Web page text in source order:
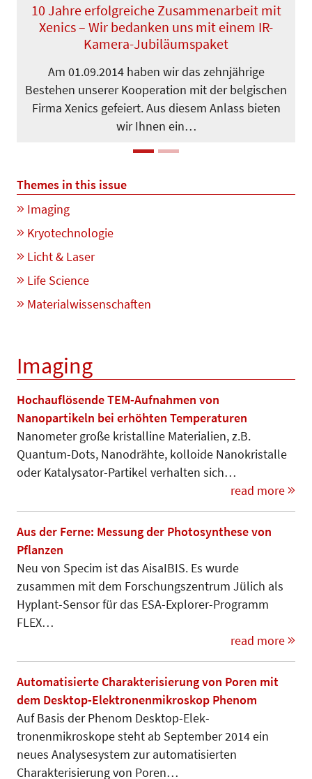
10 Jahre erfolgreiche Zusammenarbeit mit
Xenics – Wir bedanken uns mit einem IR-
Kamera-Jubiläumspaket
Am 01.09.2014 haben wir das zehnjährige
Bestehen unserer Kooperation mit der belgischen
Firma Xenics gefeiert. Aus diesem Anlass bieten
wir Ihnen ein…
Themes in this issue
Imaging
Kryotechnologie
Licht & Laser
Life Science
Materialwissenschaften
Imaging
Hochauflösende TEM-Aufnahmen von
Nanopartikeln bei erhöhten Temperaturen
Nanometer große kristalline Materia­lien, z.B.
Quantum-Dots, Nanodrähte, kolloide Nanokristalle
oder Kataly­sator-Partikel verhalten sich…
read more
Aus der Ferne: Messung der Photosynthese von
Pflanzen
Neu von Specim ist das AisaIBIS. Es wurde
zusammen mit dem For­schungs­zentrum Jülich als
Hyplant-Sensor für das ESA-Explorer-Programm
FLEX…
read more
Automatisierte Charakterisierung von Poren mit
dem Desktop-Elektronenmikroskop Phenom
Auf Basis der Phenom Desktop-Elek­
tronenmikroskope steht ab September 2014 ein
neues Analyse­sys­tem zur automatisierten
Charakterisierung von Poren…